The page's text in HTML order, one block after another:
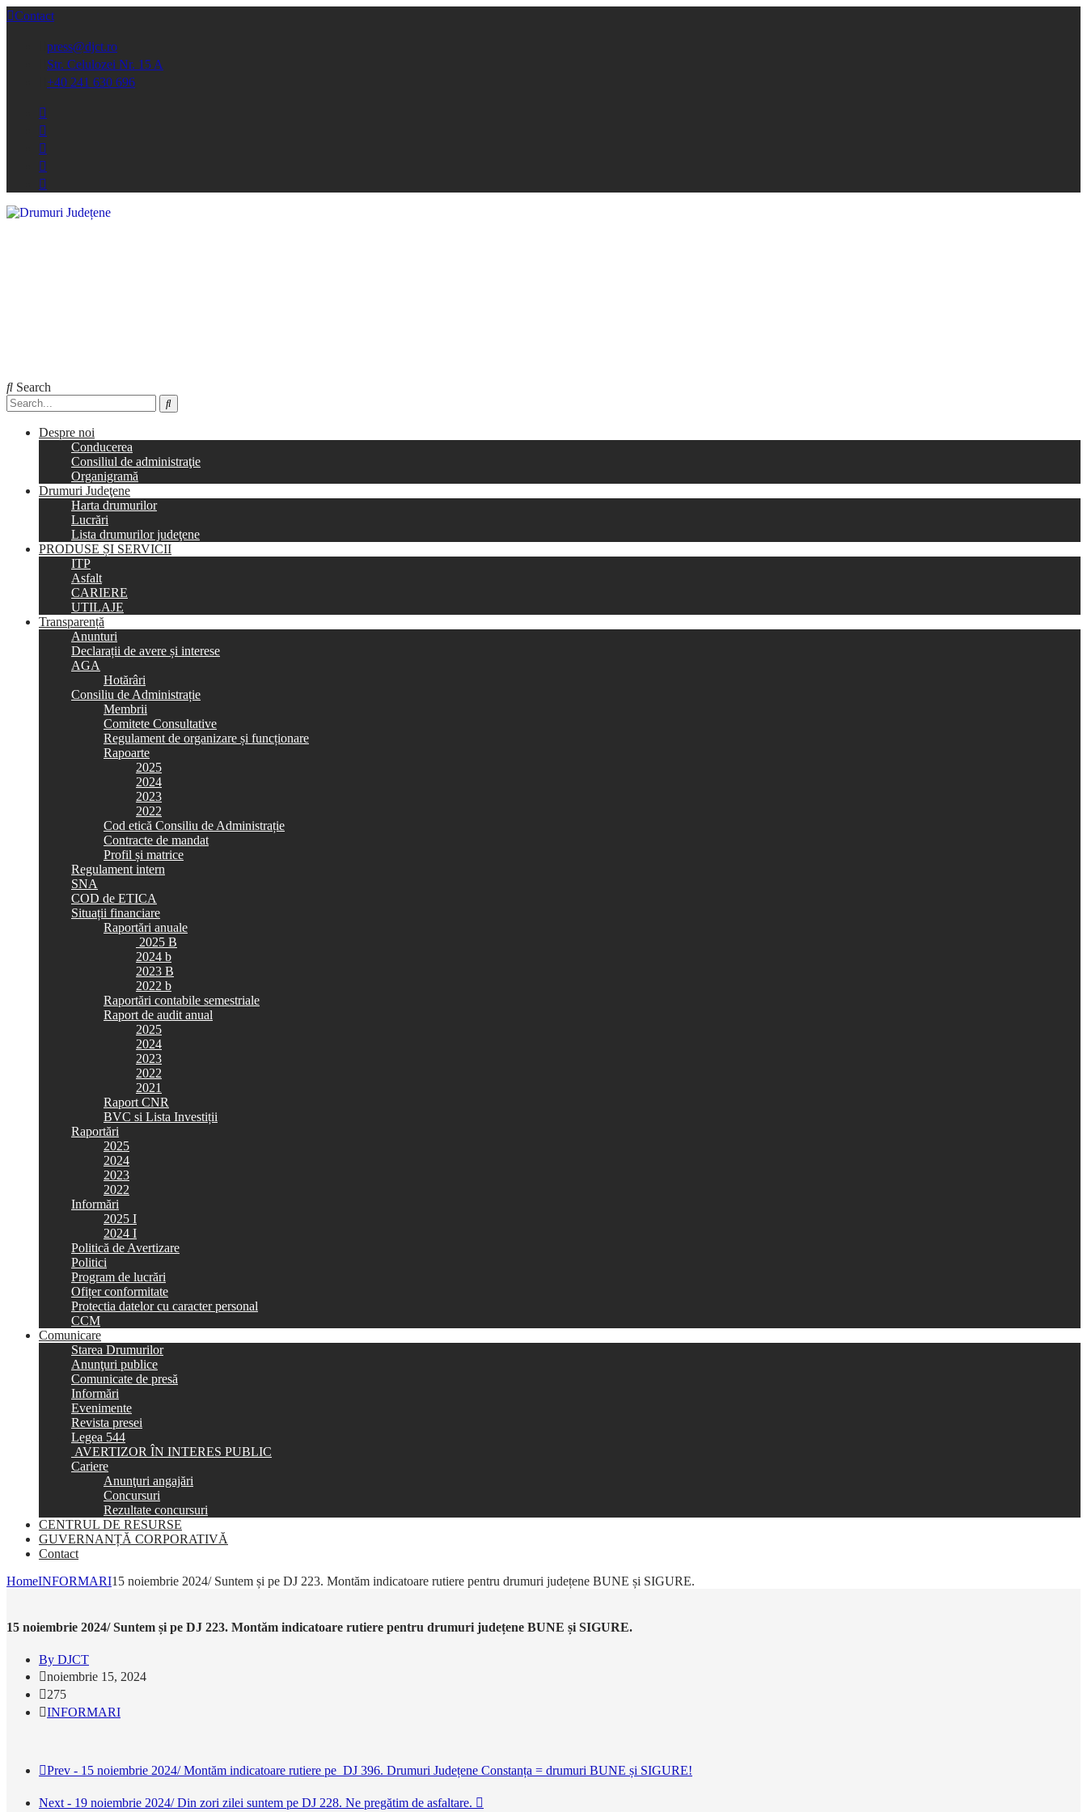
Contact
press@djct.ro
Str. Celulozei Nr. 15 A
+40 241 630 696
Search
Despre noi
Conducerea
Consiliul de administraţie
Organigramă
Drumuri Judeţene
Harta drumurilor
Lucrări
Lista drumurilor judeţene
PRODUSE ȘI SERVICII
ITP
Asfalt
CARIERE
UTILAJE
Transparență
Anunturi
Declarații de avere și interese
AGA
Hotărâri
Consiliu de Administrație
Membrii
Comitete Consultative
Regulament de organizare și funcționare
Rapoarte
2025
2024
2023
2022
Cod etică Consiliu de Administrație
Contracte de mandat
Profil și matrice
Regulament intern
SNA
COD de ETICA
Situații financiare
Raportări anuale
2025 B
2024 b
2023 B
2022 b
Raportări contabile semestriale
Raport de audit anual
2025
2024
2023
2022
2021
Raport CNR
BVC si Lista Investiții
Raportări
2025
2024
2023
2022
Informări
2025 I
2024 I
Politică de Avertizare
Politici
Program de lucrări
Ofițer conformitate
Protectia datelor cu caracter personal
CCM
Comunicare
Starea Drumurilor
Anunţuri publice
Comunicate de presă
Informări
Evenimente
Revista presei
Legea 544
AVERTIZOR ÎN INTERES PUBLIC
Cariere
Anunţuri angajări
Concursuri
Rezultate concursuri
CENTRUL DE RESURSE
GUVERNANȚĂ CORPORATIVĂ
Contact
HomeINFORMARI15 noiembrie 2024/ Suntem și pe DJ 223. Montăm indicatoare rutiere pentru drumuri județene BUNE și SIGURE.
15 noiembrie 2024/ Suntem și pe DJ 223. Montăm indicatoare rutiere pentru drumuri județene BUNE și SIGURE.
By DJCT
noiembrie 15, 2024
275
INFORMARI
Prev - 15 noiembrie 2024/ Montăm indicatoare rutiere pe DJ 396. Drumuri Județene Constanța = drumuri BUNE și SIGURE!
Next - 19 noiembrie 2024/ Din zori zilei suntem pe DJ 228. Ne pregătim de asfaltare.